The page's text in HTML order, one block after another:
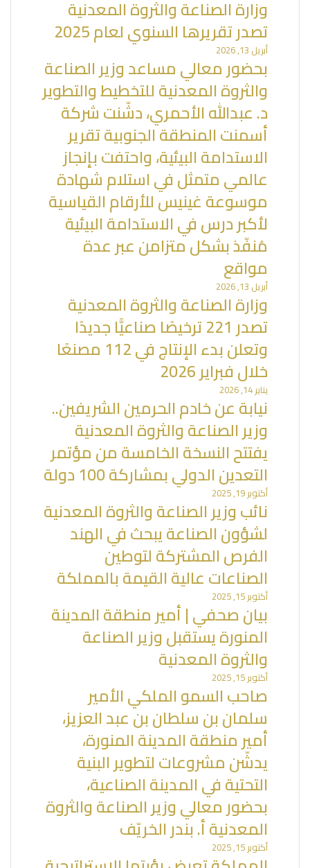
تصدر تقريرها السنوي لعام 2025
أبريل 13, 2026
بحضور معالي مساعد وزير الصناعة
والثروة المعدنية للتخطيط والتطوير
د. عبدالله الأحمري، دشّنت شركة
أسمنت المنطقة الجنوبية تقرير
الاستدامة البيئية، واحتفت بإنجاز
عالمي متمثل في استلام شهادة
موسوعة غينيس للأرقام القياسية
لأكبر درس في الاستدامة البيئية
مُنفّذ بشكل متزامن عبر عدة
مواقع
أبريل 13, 2026
وزارة الصناعة والثروة المعدنية
تصدر 221 ترخيصًا صناعيًّا جديدًا
وتعلن بدء الإنتاج في 112 مصنعًا
خلال فبراير 2026
يناير 14, 2026
نيابة عن خادم الحرمين الشريفين..
وزير الصناعة والثروة المعدنية
يفتتح النسخة الخامسة من مؤتمر
التعدين الدولي بمشاركة 100 دولة
أكتوبر 19, 2025
نائب وزير الصناعة والثروة المعدنية
لشؤون الصناعة يبحث في الهند
الفرص المشتركة لتوطين
الصناعات عالية القيمة بالمملكة
أكتوبر 15, 2025
بيان صحفي | أمير منطقة المدينة
المنورة يستقبل وزير الصناعة
والثروة المعدنية
أكتوبر 15, 2025
صاحب السمو الملكي الأمير
سلمان بن سلطان بن عبد العزيز،
أمير منطقة المدينة المنورة،
يدشّن مشروعات لتطوير البنية
التحتية في المدينة الصناعية،
بحضور معالي وزير الصناعة والثروة
المعدنية أ. بندر الخريّف
أكتوبر 15, 2025